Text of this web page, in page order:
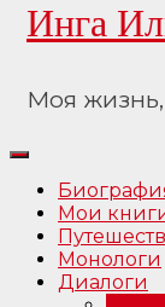
Инга
Моя
Мои
Монологи
Диалоги